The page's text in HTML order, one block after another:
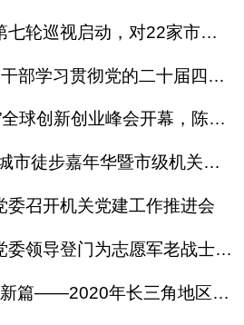
十二届上海市委第七轮巡视启动，对22家市管单位开展常规巡视
上海市第1期领导干部学习贯彻党的二十届四中全会精神专题研讨班开班，陈吉宁作专题报告
第五届“海聚英才”全球创新创业峰会开幕，陈吉宁出席并启动新一届大赛
永远跟党走·上海城市徒步嘉年华暨市级机关运动会开幕
委召开机关党建工作推进会
市市级机关工作党委领导登门为志愿军老战士佩戴纪念章
育新机 开新局 谱新篇——2020年长三角地区机关党建工作研讨会在南京召开